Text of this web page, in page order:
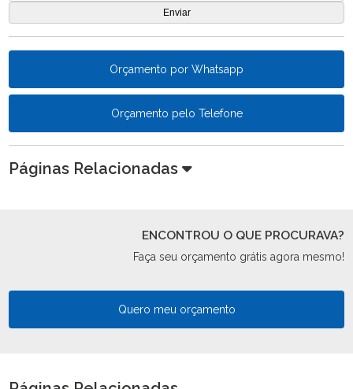
Orçamento por Whatsapp
Orçamento pelo Telefone
Páginas Relacionadas
ENCONTROU O QUE PROCURAVA?
Faça seu orçamento grátis agora mesmo!
Quero meu orçamento